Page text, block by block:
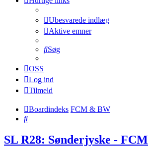
Ubesvarede indlæg
Aktive emner
Søg
OSS
Log ind
Tilmeld
Boardindeks FCM & BW
Søg
SL R28: Sønderjyske - FCM